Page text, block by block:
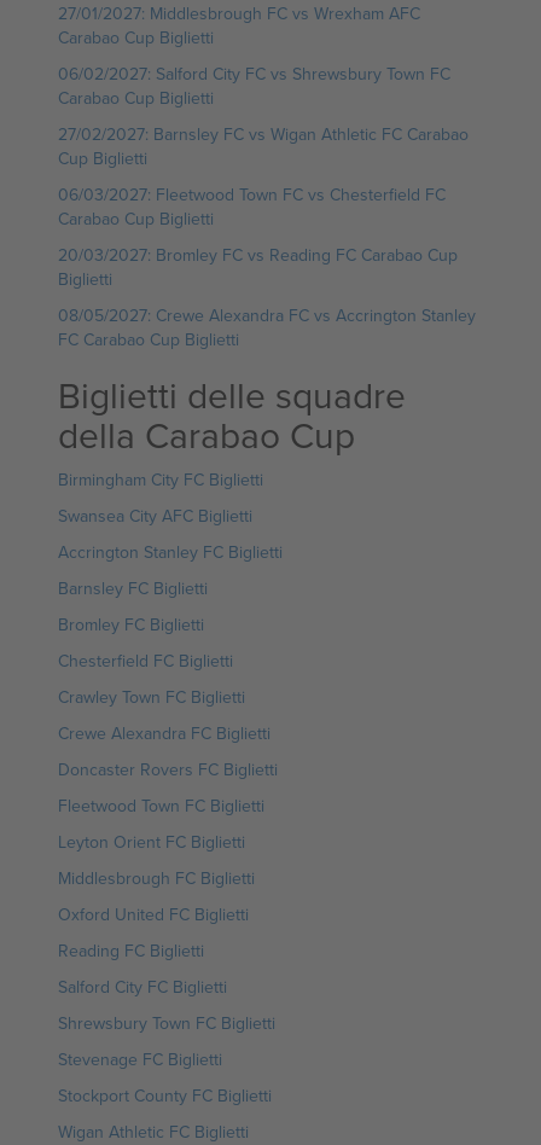
27/01/2027: Middlesbrough FC vs Wrexham AFC
Carabao Cup Biglietti
06/02/2027: Salford City FC vs Shrewsbury Town FC
Carabao Cup Biglietti
27/02/2027: Barnsley FC vs Wigan Athletic FC Carabao
Cup Biglietti
06/03/2027: Fleetwood Town FC vs Chesterfield FC
Carabao Cup Biglietti
20/03/2027: Bromley FC vs Reading FC Carabao Cup
Biglietti
08/05/2027: Crewe Alexandra FC vs Accrington Stanley
FC Carabao Cup Biglietti
Biglietti delle squadre
della Carabao Cup
Birmingham City FC Biglietti
Swansea City AFC Biglietti
Accrington Stanley FC Biglietti
Barnsley FC Biglietti
Bromley FC Biglietti
Chesterfield FC Biglietti
Crawley Town FC Biglietti
Crewe Alexandra FC Biglietti
Doncaster Rovers FC Biglietti
Fleetwood Town FC Biglietti
Leyton Orient FC Biglietti
Middlesbrough FC Biglietti
Oxford United FC Biglietti
Reading FC Biglietti
Salford City FC Biglietti
Shrewsbury Town FC Biglietti
Stevenage FC Biglietti
Stockport County FC Biglietti
Wigan Athletic FC Biglietti